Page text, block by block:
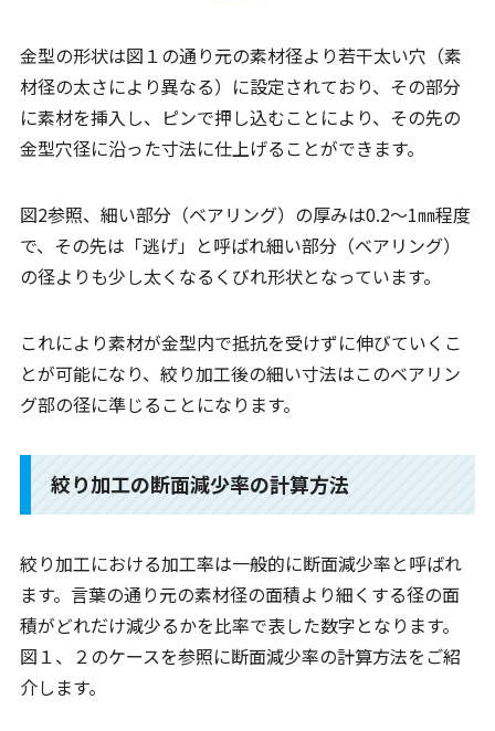
金型の形状は図１の通り元の素材径より若干太い穴（素
材径の太さにより異なる）に設定されており、その部分
に素材を挿入し、ピンで押し込むことにより、その先の
金型穴径に沿った寸法に仕上げることができます。
図2参照、細い部分（ベアリング）の厚みは0.2～1㎜程度
で、その先は「逃げ」と呼ばれ細い部分（ベアリング）
の径よりも少し太くなるくびれ形状となっています。
これにより素材が金型内で抵抗を受けずに伸びていくこ
とが可能になり、絞り加工後の細い寸法はこのベアリン
グ部の径に準じることになります。
絞り加工の断面減少率の計算方法
絞り加工における加工率は一般的に断面減少率と呼ばれ
ます。言葉の通り元の素材径の面積より細くする径の面
積がどれだけ減少るかを比率で表した数字となります。
図１、２のケースを参照に断面減少率の計算方法をご紹
介します。